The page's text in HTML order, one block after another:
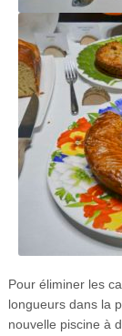
Pour éliminer les
longueurs dans la
nouvelle piscine à